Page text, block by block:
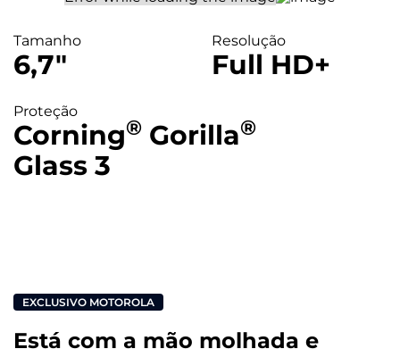
Bandas
2G - GSM 850/900/1800/1900 MHz
4G - LTE B1 /B2 /B3 /B4 /B5 /B7 /B8 /B13 /B25 /B26 /B28 /B38
/B40 /B66
Wi-fi
6,7″
Tamanho
Full HD+
Resolução
Corning® Gorilla®
Glass 3
Proteção
EXCLUSIVO MOTOROLA
Está com a mão molhada e